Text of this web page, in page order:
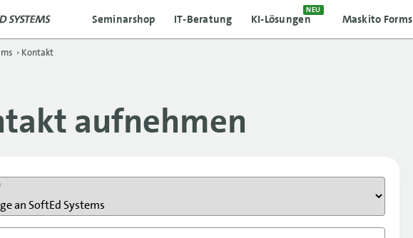
Seminarshop IT-Beratung KI-Lösungen
NEU
Maskito Forms
› Kontakt
aufnehmen